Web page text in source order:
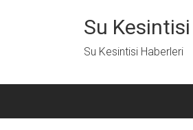
Su Kesintisi
Su Kesintisi Haberleri